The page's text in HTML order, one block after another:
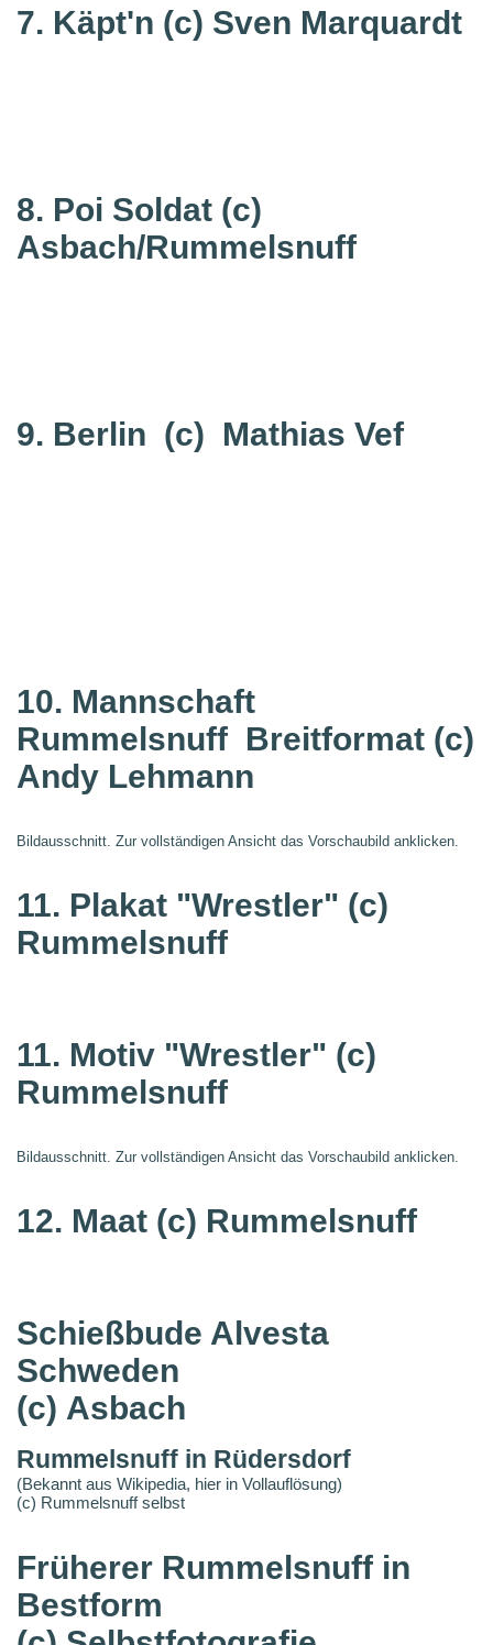
7. Käpt'n (c) Sven Marquardt
8. Poi Soldat (c)
Asbach/Rummelsnuff
9. Berlin (c) Mathias Vef
10. Mannschaft
Rummelsnuff Breitformat (c)
Andy Lehmann
Bildausschnitt. Zur vollständigen Ansicht das Vorschaubild anklicken.
11. Plakat "Wrestler" (c)
Rummelsnuff
11. Motiv "Wrestler" (c)
Rummelsnuff
Bildausschnitt. Zur vollständigen Ansicht das Vorschaubild anklicken.
12. Maat (c) Rummelsnuff
Schießbude Alvesta
Schweden
(c) Asbach
Rummelsnuff in Rüdersdorf
(Bekannt aus Wikipedia, hier in Vollauflösung)
(c) Rummelsnuff selbst
Früherer Rummelsnuff in
Bestform